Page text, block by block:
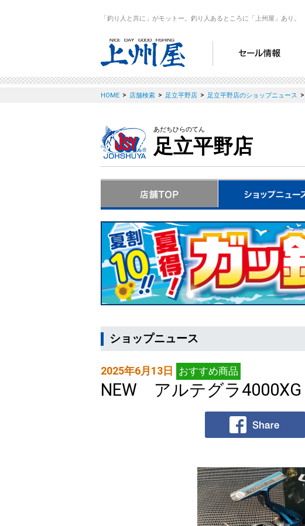
「釣り人と共に」がモットー。釣り人あるところに「上州屋」あり。
HOME > 店舗検索 > 足立平野店 > 足立平野店のショップニュース >
あだちひらのてん
足立平野店
ショップニュース
2025年6月13日 おすすめ商品
NEW アルテグラ4000XG